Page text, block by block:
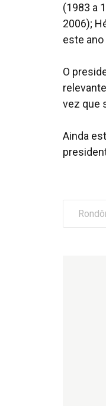
(1983 a
2006);
este
O
vez que
Ainda